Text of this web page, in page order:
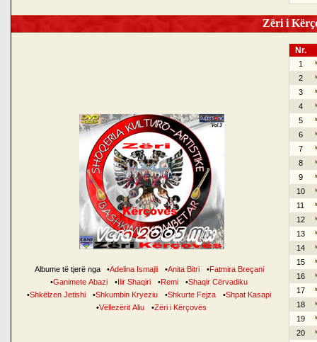
Zëri i
Albume të tjerë nga •Adelina Ismajli •Anita Bitri •Fatmira Breçani
•Ganimete Abazi •Ilir Shaqiri •Remi •Shaqir Cërvadiku
•Shkëlzen Jetishi •Shkumbin Kryeziu •Shkurte Fejza •Shpat Kasapi
•Vëllezërit Aliu •Zëri i Kërçovës
Nr.
1
2
3
4
5
6
7
8
9
10
11
12
13
14
15
16
17
18
19
20